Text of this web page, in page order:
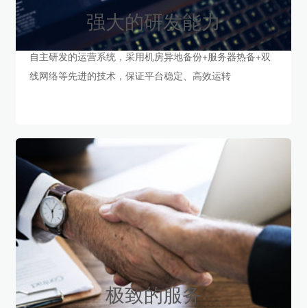
强大的研发能力
自主研发的运营系统，采用机房异地备份+服务器热备+双
线网络等先进的技术，保证平台稳定、高效运转
极致的服务